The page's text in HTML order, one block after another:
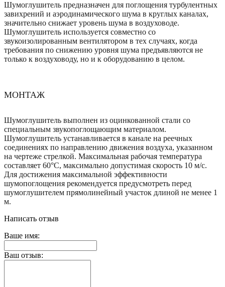
Шумоглушитель предназначен для поглощения турбулентных
завихрений и аэродинамического шума в круглых каналах,
значительно снижает уровень шума в воздуховоде.
Шумоглушитель используется совместно со
звукоизолированным вентилятором в тех случаях, когда
требования по снижению уровня шума предъявляются не
только к воздуховоду, но и к оборудованию в целом.
МОНТАЖ
Шумоглушитель выполнен из оцинкованной стали со
специальным звукопоглощающим материалом.
Шумоглушитель устанавливается в канале на реечных
соединениях по направлению движения воздуха, указанном
на чертеже стрелкой. Максимальная рабочая температура
составляет 60°С, максимально допустимая скорость 10 м/с.
Для достижения максимальной эффективности
шумопоглощения рекомендуется предусмотреть перед
шумоглушителем прямолинейный участок длиной не менее 1
м.
Написать отзыв
Ваше имя:
Ваш отзыв: